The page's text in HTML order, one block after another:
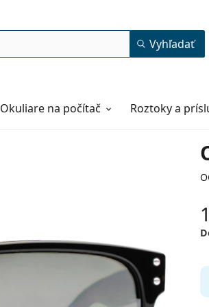
Vyhľadať
Okuliare na počítač Roztoky a